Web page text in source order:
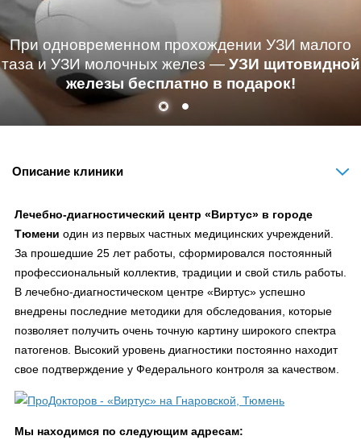
При одновременном прохождении УЗИ малого
таза и УЗИ молочных желез — УЗИ щитовидной
железы бесплатно в подарок!
Описание клиники
Лечебно-диагностический центр «Виртус» в городе
Тюмени один из первых частных медицинских учреждений.
За прошедшие 25 лет работы, сформировался постоянный
профессиональный коллектив, традиции и свой стиль работы.
В лечебно-диагностическом центре «Виртус» успешно
внедрены последние методики для обследования, которые
позволяет получить очень точную картину широкого спектра
патогенов. Высокий уровень диагностики постоянно находит
свое подтверждение у Федерального контроля за качеством.
Мы находимся по следующим адресам: